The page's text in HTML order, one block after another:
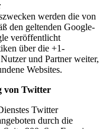
werden die von
den geltenden Google-
veröffentlicht
über die +1-
und Partner weiter,
Websites.
von Twitter
Twitter
durch die